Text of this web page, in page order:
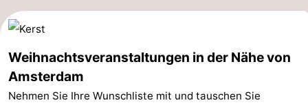
Reisebuchshop
Őffentliche
Verkehr
Route
Weihnachtsveranstaltungen in der Nähe von
Amsterdam
Nehmen Sie Ihre Wunschliste mit und tauschen Sie